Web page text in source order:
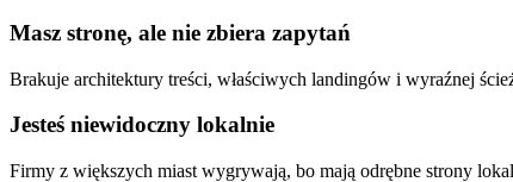
Masz stronę, ale nie zbiera zapytań
Brakuje architektury treści, właściwych landingów i wyraźnej
Jesteś niewidoczny lokalnie
Firmy z większych miast wygrywają, bo mają odrębne strony